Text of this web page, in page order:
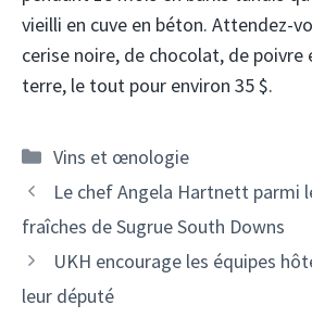
vieilli en cuve en béton. Attendez-
cerise noire, de chocolat, de
terre, le tout pour environ 35 $.
Catégories
Vins et œnologie
Navigation
des
Le chef Angela Hartnett parmi
fraîches de Sugrue South Downs
UKH encourage les équipes
leur député